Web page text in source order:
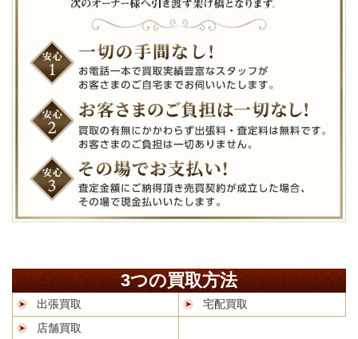
3つの買取方法
出張買取
宅配買取
店舗買取